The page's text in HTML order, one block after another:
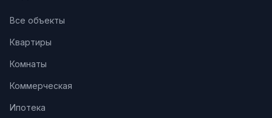
Все объекты
Квартиры
Комнаты
Коммерческая
Ипотека